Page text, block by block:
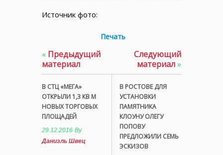
Источник фото:
Печать
« Предыдущий
материал
В СТЦ «МЕГА»
ОТКРЫЛИ 1,3 КВ М
НОВЫХ ТОРГОВЫХ
ПЛОЩАДЕЙ
29.12.2016 By
Даниэль Швец
Следующий
материал»
В РОСТОВЕ ДЛЯ
УСТАНОВКИ
ПАМЯТНИКА
КЛОУНУ ОЛЕГУ
ПОПОВУ
ПРЕДЛОЖИЛИ СЕМЬ
ЭСКИЗОВ